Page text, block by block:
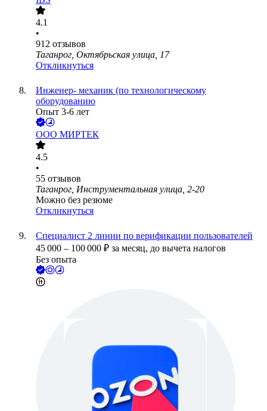
4.1
•
912 отзывов
Таганрог, Октябрьская улица, 17
Откликнуться
Инженер- механик (по технологическому
оборудованию
Опыт 3-6 лет
ООО МИРТЕК
4.5
•
55 отзывов
Таганрог, Инструментальная улица, 2-20
Можно без резюме
Откликнуться
Специалист 2 линии по верификации пользователей
45 000 – 100 000 ₽ за месяц, до вычета налогов
Без опыта